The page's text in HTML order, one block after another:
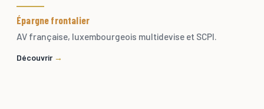
Épargne frontalier
AV française, luxembourgeois multidevise et SCPI.
Découvrir